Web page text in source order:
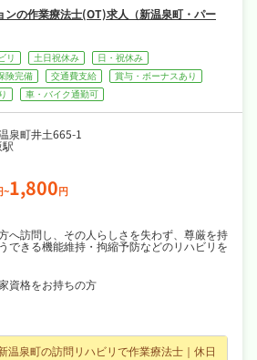
ンの作業療法士(OT)求人（新温泉町・パー
リ 土日祝休み
日・祝休み
険完備 交通費支給
賞与・ボーナスあり
車・バイク通勤可
泉町井土665-1
駅
~1,800円
へ訪問し、その人らしさを失わず、尊厳を持
できる機能維持・拘縮予防などのリハビリを
きます。
入して簡潔な作業となります。
資格をお持ちの方
新温泉町の訪問リハビリで作業療法士｜休日